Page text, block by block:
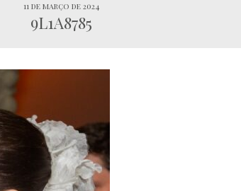
11 de março de 2024
9L1A8785